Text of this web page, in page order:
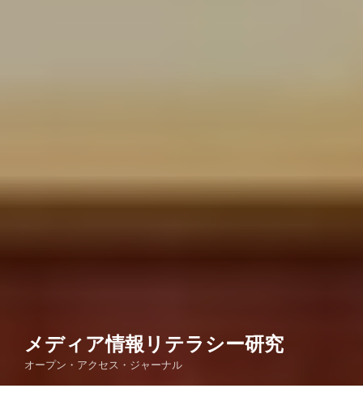
メディア情報リテラシー研究
オープン・アクセス・ジャーナル